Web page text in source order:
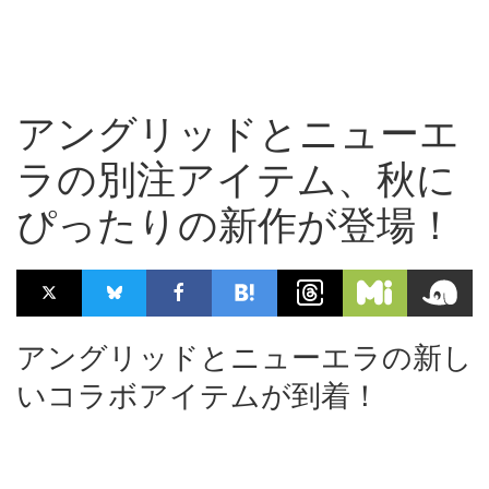
アングリッドとニューエ
ラの別注アイテム、秋に
ぴったりの新作が登場！
アングリッドとニューエラの新し
いコラボアイテムが到着！